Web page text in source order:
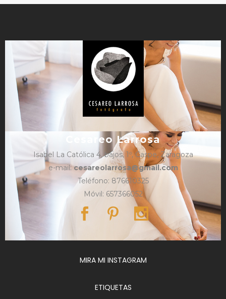
Cesareo Larrosa
Isabel La Católica 4, bajos, 1º, Caspe, Zaragoza
e-mail:cesareolarrosa@gmail.com
Teléfono: 876610325
Móvil: 657366052
MIRA MI INSTAGRAM
ETIQUETAS